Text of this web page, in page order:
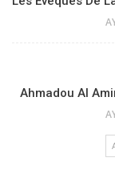
Ahmadou Al